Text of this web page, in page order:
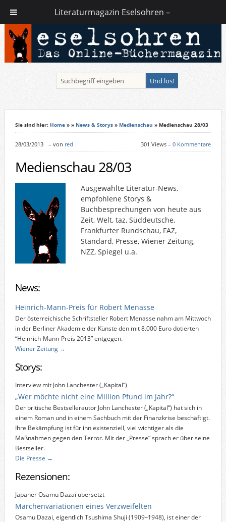
Sie sind hier: Home» » News & Storys» Medienschau » Medienschau 28/03
28/03/2013 – von red 301 Views –0 Kommentare
Medienschau 28/03
Ausgewählte Literatur-News,
empfohlene Storys &
Buchbesprechungen von heute aus
Zeit, Welt, taz, Süddeutsche,
Frankfurter Rundschau, FAZ,
Standard, Presse, Wiener Zeitung,
NZZ, Spiegel u.a.
News:
Heinrich-Mann-Preis für Robert Menasse
Der österreichische Schriftsteller Robert Menasse nahm am Mittwoch
in der Berliner Akademie der Künste den mit 8.000 Euro dotierten
“Heinrich-Mann-Preis 2013” entgegen.
Wiener Zeitung →
Storys:
Interview mit John Lanchester („Kapital“)
„Wer möchte nicht eine Million Pfund im Jahr?“
Der britische Bestsellerautor John Lanchester („Kapital“) hat sich in
einem Roman und in einem Sachbuch mit der Finanzkrise beschäftigt.
Ihre Bekämpfung ist für ihn existenziell, viel wichtiger als die
Maßnahmen gegen den Terror. Mit der „Presse“ sprach er über seine
Bestseller.
Die Presse →
Rezensionen:
Japaner Osamu Dazai übersetzt
Märchenvariationen eines Verzweifelten
Osamu Dazai, eigentlich Tsushima Shuji (1909–1948), ist einer der
Literaturmagazin Eselsohren –